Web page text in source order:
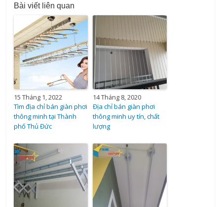
Bài viết liên quan
15 Tháng 1, 2022
Tìm địa chỉ bán giàn phơi
thông minh tại Thành
phố Thủ Đức
14 Tháng 8, 2020
Địa chỉ bán giàn phơi
thông minh uy tín, chất
lượng